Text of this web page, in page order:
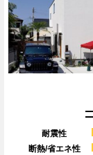
耐震性
断熱/省エネ性